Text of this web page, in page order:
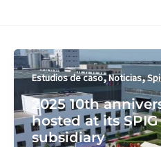
Estudios de caso,Noticias,
2025 10th
hosted at its
subsidiary